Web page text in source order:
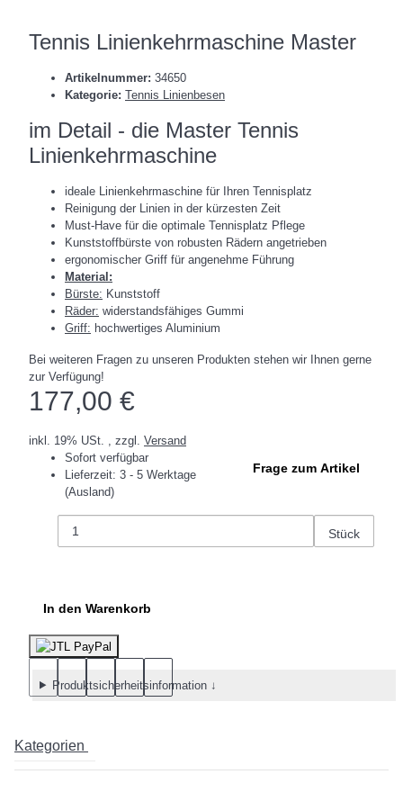
Tennis Linienkehrmaschine Master
Artikelnummer: 34650
Kategorie: Tennis Linienbesen
im Detail - die Master Tennis
Linienkehrmaschine
ideale Linienkehrmaschine für Ihren Tennisplatz
Reinigung der Linien in der kürzesten Zeit
Must-Have für die optimale Tennisplatz Pflege
Kunststoffbürste von robusten Rädern angetrieben
ergonomischer Griff für angenehme Führung
Material:
Bürste: Kunststoff
Räder: widerstandsfähiges Gummi
Griff: hochwertiges Aluminium
Bei weiteren Fragen zu unseren Produkten stehen wir Ihnen gerne
zur Verfügung!
177,00 €
inkl. 19% USt. , zzgl. Versand
Sofort verfügbar
Lieferzeit: 3 - 5 Werktage
(Ausland)
Frage zum Artikel
Stück
In den Warenkorb
Produktsicherheitsinformation ↓
Kategorien